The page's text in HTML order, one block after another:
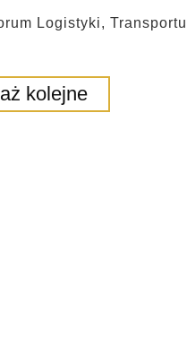
Logistyki,
kolejne